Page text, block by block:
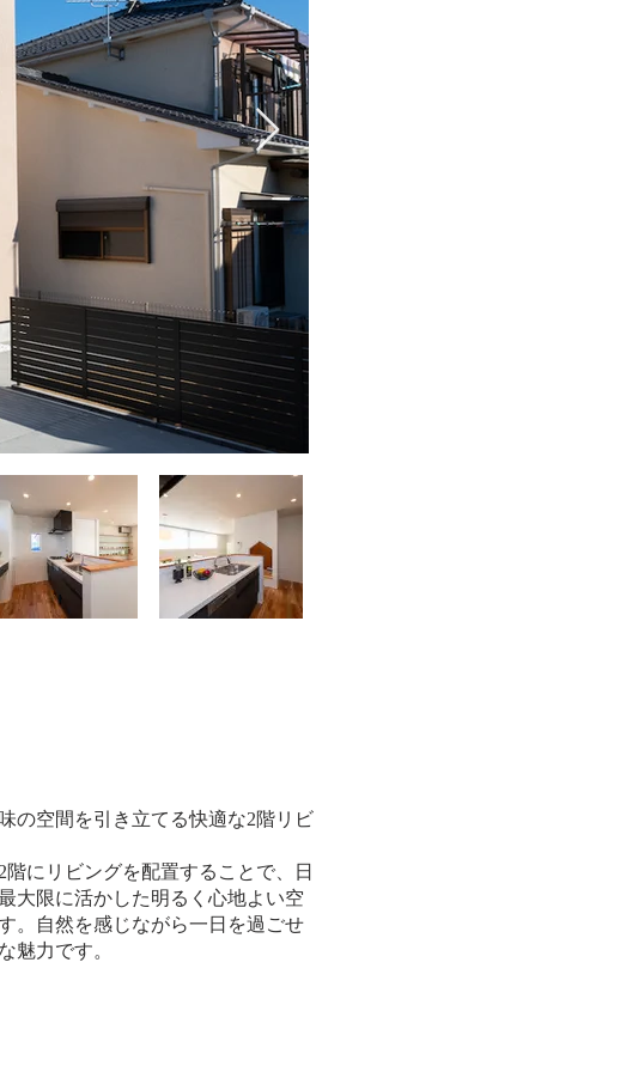
の空間を引き立てる快適な2階リビ
階にリビングを配置することで、日
大限に活かした明るく心地よい空
。自然を感じながら一日を過ごせ
魅力です。